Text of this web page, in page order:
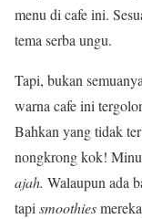
menu di cafe ini.
tema serba ungu.
Tapi, bukan
warna cafe ini
Bahkan yang tidak
nongkrong kok!
ajah. Walaupun ada
tapismoothies